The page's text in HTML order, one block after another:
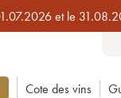
et le
Cote des vins